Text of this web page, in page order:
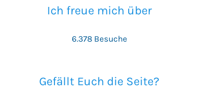
Ich freue mich über
6.378 Besuche
Gefällt Euch die Seite?